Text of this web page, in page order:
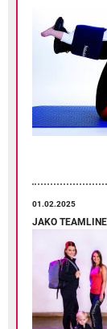
01.02.2025
JAKO